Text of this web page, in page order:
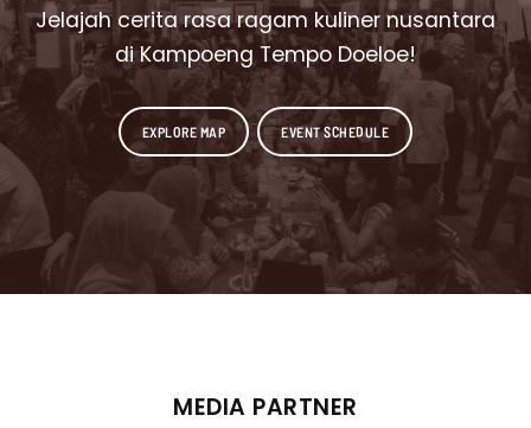
Jelajah cerita rasa ragam kuliner nusantara
di Kampoeng Tempo Doeloe!
EXPLORE MAP EVENT SCHEDULE
MEDIA PARTNER